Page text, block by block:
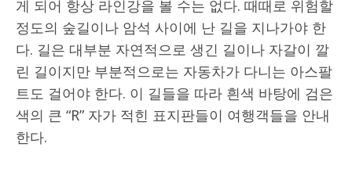
게 되어 항상 라인강을 볼 수는 없다. 때때로 위험할
정도의 숲길이나 암석 사이에 난 길을 지나가야 한
다. 길은 대부분 자연적으로 생긴 길이나 자갈이 깔
린 길이지만 부분적으로는 자동차가 다니는 아스팔
트도 걸어야 한다. 이 길들을 따라 흰색 바탕에 검은
색의 큰 “R” 자가 적힌 표지판들이 여행객들을 안내
한다.